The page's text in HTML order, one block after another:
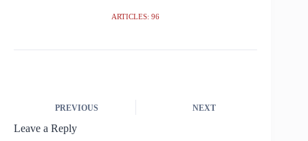
ARTICLES: 96
PREVIOUS NEXT
Leave a Reply